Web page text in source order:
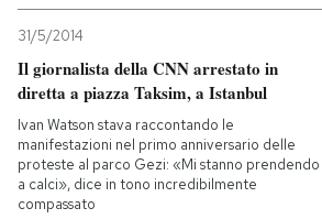
31/5/2014
Il giornalista della CNN arrestato in
diretta a piazza Taksim, a Istanbul
Ivan Watson stava raccontando le
manifestazioni nel primo anniversario delle
proteste al parco Gezi: «Mi stanno prendendo
a calci», dice in tono incredibilmente
compassato